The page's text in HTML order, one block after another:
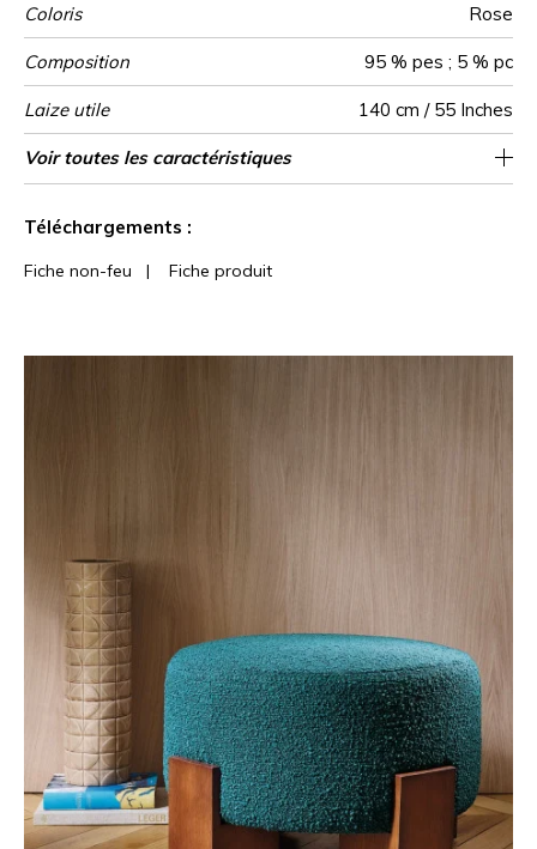
Coloris Rose
Composition 95 % pes ; 5 % pc
Laize utile 140 cm / 55 Inches
Raccord Raccord libre
Test
Martindale
100000
Usage
martindale
Siège à usage intensif : >40,000 cycles
(Martindale) et/ou >30,000 doubles rubs
Wyzenbeek 75000
Sens De large
Poids g/m² 600
Performance
Accoustique
aw - 0.15
Usage
Entretien
Pays d'origine Chine
Caractéristiques
Outdoor
Voir toutes les caractéristiques
Téléchargements :
Fiche non-feu | Fiche produit